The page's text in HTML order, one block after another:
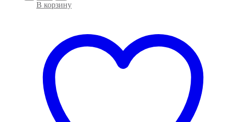
В корзину